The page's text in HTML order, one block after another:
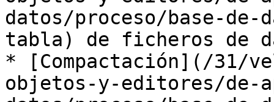
datos/proceso/base-de-
tabla) de ficheros de
* [Compactación](/31/
objetos-y-editores/de-